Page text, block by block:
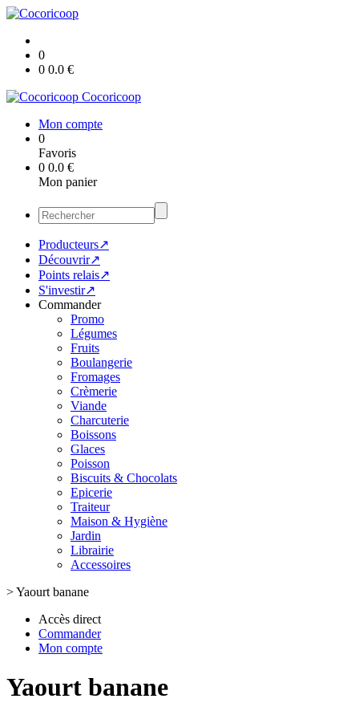
0
0 0.0 €
Cocoricoop
Mon compte
0
Favoris
0 0.0 €
Mon panier
Producteurs↗
Découvrir↗
Points relais↗
S'investir↗
Commander
Promo
Légumes
Fruits
Boulangerie
Fromages
Crèmerie
Viande
Charcuterie
Boissons
Glaces
Poisson
Biscuits & Chocolats
Epicerie
Traiteur
Maison & Hygiène
Jardin
Librairie
Accessoires
>Yaourt banane
Accès direct
Commander
Mon compte
Yaourt banane